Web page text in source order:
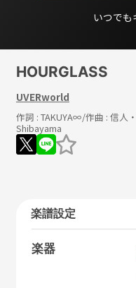
いつでも
HOURGLASS
UVERworld
作詞 : TAKUYA∞/作曲 : 信人
Shibayama
楽譜設定
楽器